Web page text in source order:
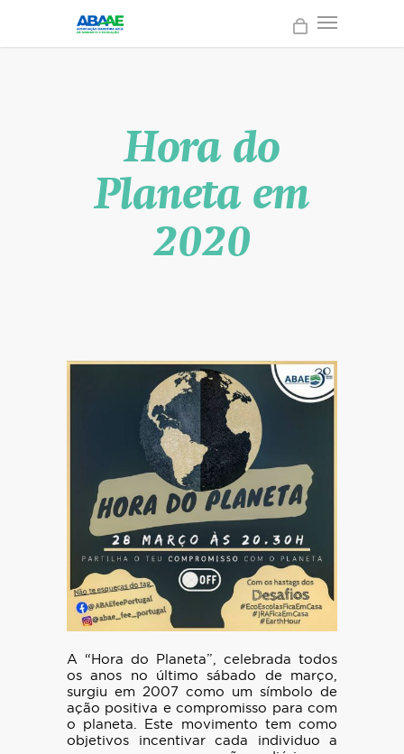
Hora do
Planeta em
2020
A “Hora do Planeta”, celebrada todos
os anos no último sábado de março,
surgiu em 2007 como um símbolo de
ação positiva e compromisso para com
o planeta. Este movimento tem como
objetivos incentivar cada individuo a